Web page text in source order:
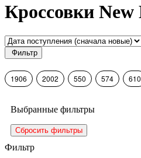
Кроссовки New
Фильтр
1906 2002 550 574 610
Выбранные фильтры
Сбросить фильтры
Фильтр